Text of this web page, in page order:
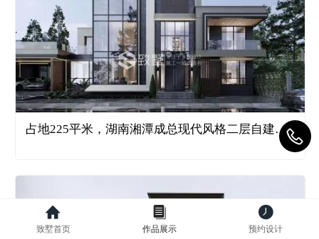
占地225平米，湖南湘潭成总现代风格二层自建别墅-0004
致墅首页 作品展示 预约设计